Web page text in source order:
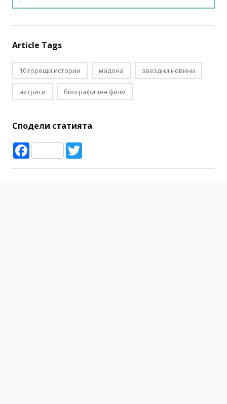
Article Tags
10 горещи истории мадона звездни новини
актриси биографичен филм
Сподели статията
Facebook